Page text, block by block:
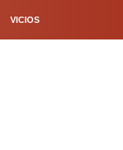
VICIOS